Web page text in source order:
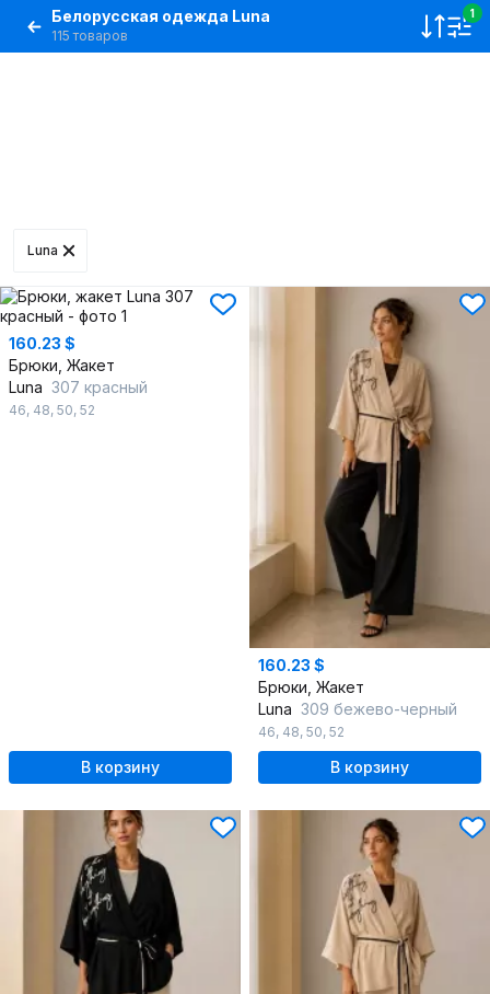
Белорусская одежда Luna
115 товаров
1
Luna
160.23 $
Брюки, Жакет
Luna 307 красный
46, 48, 50, 52
В корзину
160.23 $
Брюки, Жакет
Luna 309 бежево-черный
46, 48, 50, 52
В корзину